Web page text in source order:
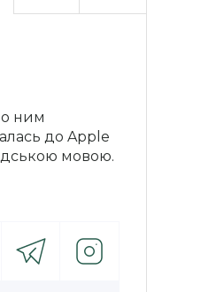
ним
до Apple
мовою.